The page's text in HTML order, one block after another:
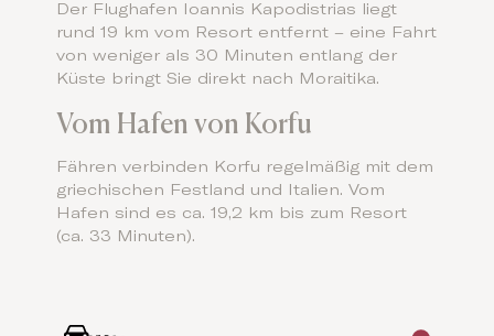
Der Flughafen Ioannis Kapodistrias liegt
rund 19 km vom Resort entfernt – eine Fahrt
von weniger als 30 Minuten entlang der
Küste bringt Sie direkt nach Moraitika.
Vom Hafen von Korfu
Fähren verbinden Korfu regelmäßig mit dem
griechischen Festland und Italien. Vom
Hafen sind es ca. 19,2 km bis zum Resort
(ca. 33 Minuten).